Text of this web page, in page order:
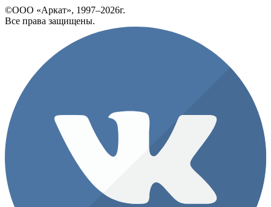
©ООО «Аркат», 1997–2026г.
Все права защищены.